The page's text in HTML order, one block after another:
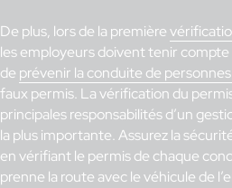
De plus, lors de la première
les employeurs doivent tenir compte
de prévenir la conduite de
faux permis. La vérification du
principales responsabilités d’un
la plus importante. Assurez la
en vérifiant le permis de chaque
prenne la route avec le véhicule de